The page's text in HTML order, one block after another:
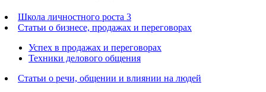
Школа личностного роста 3
Статьи о бизнесе, продажах и переговорах
Успех в продажах и переговорах
Техники делового общения
Статьи о речи, общении и влиянии на людей